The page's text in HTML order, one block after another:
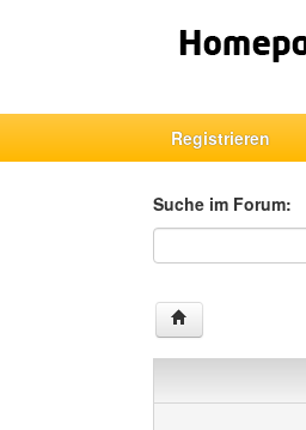
Registrieren
Suche im Forum:
Suche im Forum